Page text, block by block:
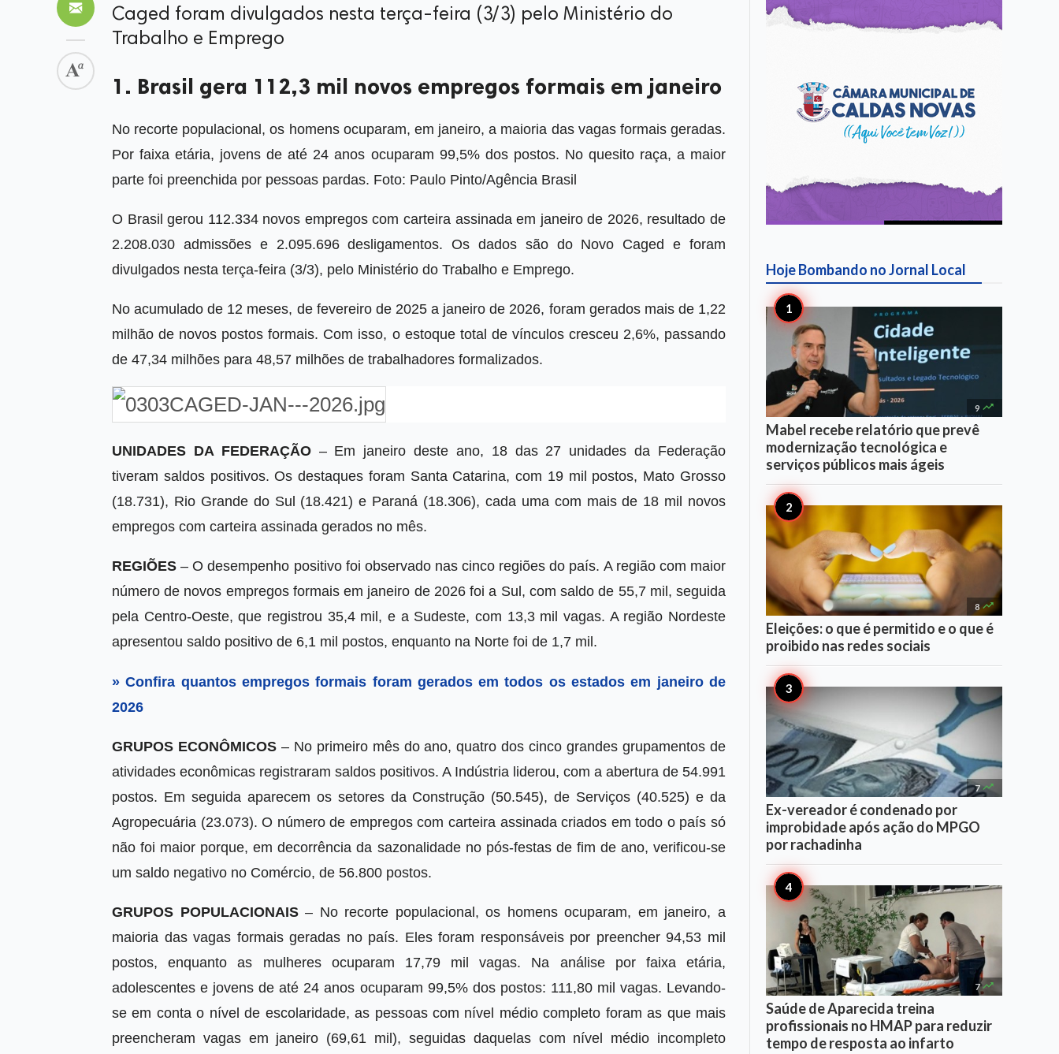
Caged foram divulgados nesta terça-feira (3/3) pelo Ministério do
Trabalho e Emprego
1. Brasil gera 112,3 mil novos empregos formais em janeiro
No recorte populacional, os homens ocuparam, em janeiro, a maioria das vagas formais geradas.
Por faixa etária, jovens de até 24 anos ocuparam 99,5% dos postos. No quesito raça, a maior
parte foi preenchida por pessoas pardas. Foto: Paulo Pinto/Agência Brasil
O Brasil gerou 112.334 novos empregos com carteira assinada em janeiro de 2026, resultado de
2.208.030 admissões e 2.095.696 desligamentos. Os dados são do Novo Caged e foram
divulgados nesta terça-feira (3/3), pelo Ministério do Trabalho e Emprego.
No acumulado de 12 meses, de fevereiro de 2025 a janeiro de 2026, foram gerados mais de 1,22
milhão de novos postos formais. Com isso, o estoque total de vínculos cresceu 2,6%, passando
de 47,34 milhões para 48,57 milhões de trabalhadores formalizados.
UNIDADES DA FEDERAÇÃO– Em janeiro deste ano, 18 das 27 unidades da Federação
tiveram saldos positivos. Os destaques foram Santa Catarina, com 19 mil postos, Mato Grosso
(18.731), Rio Grande do Sul (18.421) e Paraná (18.306), cada uma com mais de 18 mil novos
empregos com carteira assinada gerados no mês.
REGIÕES – O desempenho positivo foi observado nas cinco regiões do país. A região com maior
número de novos empregos formais em janeiro de 2026 foi a Sul, com saldo de 55,7 mil, seguida
pela Centro-Oeste, que registrou 35,4 mil, e a Sudeste, com 13,3 mil vagas. A região Nordeste
apresentou saldo positivo de 6,1 mil postos, enquanto na Norte foi de 1,7 mil.
» Confira quantos empregos formais foram gerados em todos os estados em janeiro de
2026
GRUPOS ECONÔMICOS– No primeiro mês do ano, quatro dos cinco grandes grupamentos de
atividades econômicas registraram saldos positivos. A Indústria liderou, com a abertura de 54.991
postos. Em seguida aparecem os setores da Construção (50.545), de Serviços (40.525) e da
Agropecuária (23.073). O número de empregos com carteira assinada criados em todo o país só
não foi maior porque, em decorrência da sazonalidade no pós-festas de fim de ano, verificou-se
um saldo negativo no Comércio, de 56.800 postos.
GRUPOS POPULACIONAIS– No recorte populacional, os homens ocuparam, em janeiro, a
maioria das vagas formais geradas no país. Eles foram responsáveis por preencher 94,53 mil
postos, enquanto as mulheres ocuparam 17,79 mil vagas. Na análise por faixa etária,
adolescentes e jovens de até 24 anos ocuparam 99,5% dos postos: 111,80 mil vagas. Levando-
se em conta o nível de escolaridade, as pessoas com nível médio completo foram as que mais
preencheram vagas em janeiro (69,61 mil), seguidas daquelas com nível médio incompleto
Hoje Bombando noJornal Local
9 
Mabel recebe relatório que prevê
modernização tecnológica e
serviços públicos mais ágeis
8 
Eleições: o que é permitido e o que é
proibido nas redes sociais
7 
Ex-vereador é condenado por
improbidade após ação do MPGO
por rachadinha
7 
Saúde de Aparecida treina
profissionais no HMAP para reduzir
tempo de resposta ao infarto